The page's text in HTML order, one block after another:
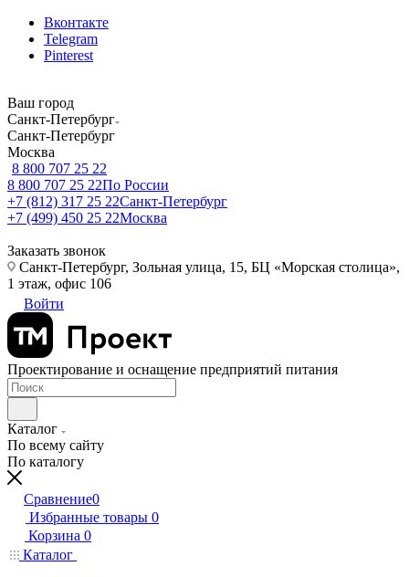
Вконтакте
Telegram
Pinterest
Ваш город
Санкт-Петербург
Санкт-Петербург
Москва
8 800 707 25 22
8 800 707 25 22По России
+7 (812) 317 25 22Санкт-Петербург
+7 (499) 450 25 22Москва
Заказать звонок
Санкт-Петербург, Зольная улица, 15, БЦ «Морская столица»,
1 этаж, офис 106
Войти
Проектирование и оснащение предприятий питания
Каталог
По всему сайту
По каталогу
Сравнение0
Избранные товары 0
Корзина 0
Каталог